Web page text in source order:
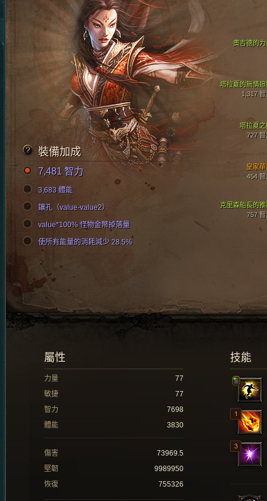
塔拉夏的無情追
1,317 智
塔拉夏之
727 智
奧吉德的力
克里森船長的推
757 智
皇家華
454 智
裝備加成
7,481 智力
3,683 體能
鑲孔（value-value2）
value*100% 怪物金幣掉落量
使所有能量的消耗減少 28.5%
技能
屬性
力量
77
敏捷
77
智力
7698
體能
3830
傷害
73969.5
堅韌
9989950
恢復
755326